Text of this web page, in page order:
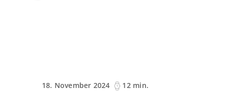
18. November 2024
12 min.